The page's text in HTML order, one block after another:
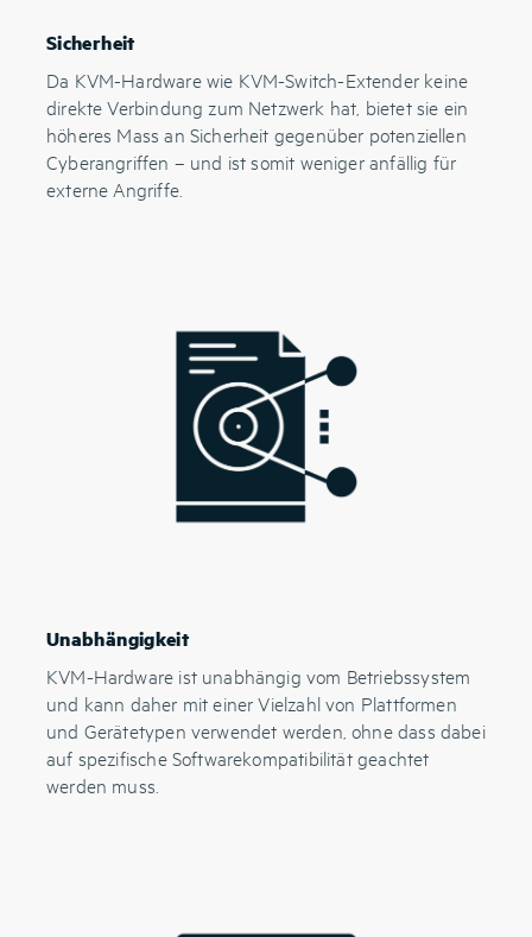
Sicherheit
Da KVM-Hardware wie KVM-Switch-Extender keine
direkte Verbindung zum Netzwerk hat, bietet sie ein
höheres Mass an Sicherheit gegenüber potenziellen
Cyberangriffen – und ist somit weniger anfällig für
externe Angriffe.
Unabhängigkeit
KVM-Hardware ist unabhängig vom Betriebssystem
und kann daher mit einer Vielzahl von Plattformen
und Gerätetypen verwendet werden, ohne dass dabei
auf spezifische Softwarekompatibilität geachtet
werden muss.